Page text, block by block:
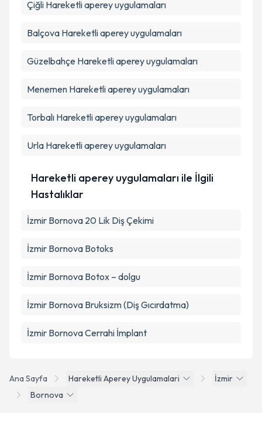
Ana Sayfa Hareketli Aperey Uygulamalari
İzmir
Bornova
Çiğli Hareketli aperey uygulamaları
Balçova Hareketli aperey uygulamaları
Güzelbahçe Hareketli aperey uygulamaları
Menemen Hareketli aperey uygulamaları
Torbalı Hareketli aperey uygulamaları
Urla Hareketli aperey uygulamaları
Hareketli aperey uygulamaları ile İlgili
Hastalıklar
İzmir Bornova 20 Lik Diş Çekimi
İzmir Bornova Botoks
İzmir Bornova Botox – dolgu
İzmir Bornova Bruksizm (Diş Gıcırdatma)
İzmir Bornova Cerrahi İmplant